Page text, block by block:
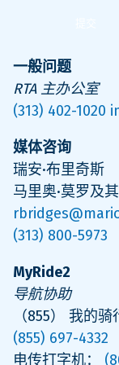
一般问题
RTA 主办公室
(313) 402-1020
媒体咨询
瑞安·布里奇斯
马里奥·莫罗及
(313) 800-5973
MyRide2
导航协助
（855） 我的骑
(855) 697-4332
电传打字机：